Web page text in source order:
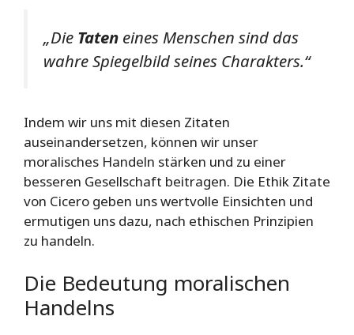
„Die Taten eines Menschen sind das
wahre Spiegelbild seines Charakters.“
Indem wir uns mit diesen Zitaten
auseinandersetzen, können wir unser
moralisches Handeln stärken und zu einer
besseren Gesellschaft beitragen. Die Ethik Zitate
von Cicero geben uns wertvolle Einsichten und
ermutigen uns dazu, nach ethischen Prinzipien
zu handeln.
Die Bedeutung moralischen
Handelns